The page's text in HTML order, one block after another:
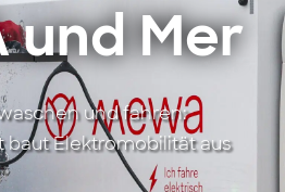
und Mer
und fahren:
baut Elektromobilität aus